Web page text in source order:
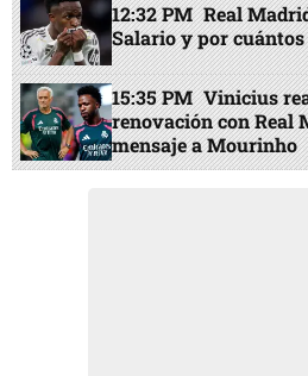
12:32 PM Real
Salario y por
15:35 PM Vinicius
renovación con Real
mensaje a Mourinho